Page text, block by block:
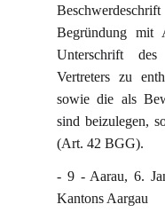
Begründung mit
Unterschrift des
Vertreters zu
sowie die als
sind beizulegen,
(Art. 42 BGG).
- 9 - Aarau, 6.
Kantons Aargau